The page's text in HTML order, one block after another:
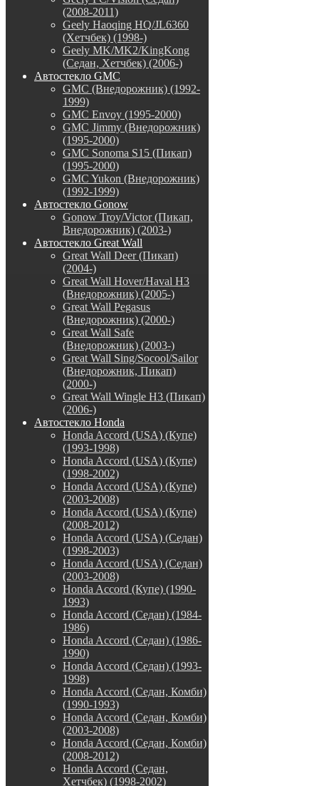
(2008-2011)
Geely Haoqing HQ/JL6360
(Хетчбек) (1998-)
Geely MK/MK2/KingKong
(Седан, Хетчбек) (2006-)
Автостекло GMC
GMC (Внедорожник) (1992-
1999)
GMC Envoy (1995-2000)
GMC Jimmy (Внедорожник)
(1995-2000)
GMC Sonoma S15 (Пикап)
(1995-2000)
GMC Yukon (Внедорожник)
(1992-1999)
Автостекло Gonow
Gonow Troy/Victor (Пикап,
Внедорожник) (2003-)
Автостекло Great Wall
Great Wall Deer (Пикап)
(2004-)
Great Wall Hover/Haval H3
(Внедорожник) (2005-)
Great Wall Pegasus
(Внедорожник) (2000-)
Great Wall Safe
(Внедорожник) (2003-)
Great Wall Sing/Socool/Sailor
(Внедорожник, Пикап)
(2000-)
Great Wall Wingle H3 (Пикап)
(2006-)
Автостекло Honda
Honda Accord (USA) (Купе)
(1993-1998)
Honda Accord (USA) (Купе)
(1998-2002)
Honda Accord (USA) (Купе)
(2003-2008)
Honda Accord (USA) (Купе)
(2008-2012)
Honda Accord (USA) (Седан)
(1998-2003)
Honda Accord (USA) (Седан)
(2003-2008)
Honda Accord (Купе) (1990-
1993)
Honda Accord (Седан) (1984-
1986)
Honda Accord (Седан) (1986-
1990)
Honda Accord (Седан) (1993-
1998)
Honda Accord (Седан, Комби)
(1990-1993)
Honda Accord (Седан, Комби)
(2003-2008)
Honda Accord (Седан, Комби)
(2008-2012)
Honda Accord (Седан,
Хетчбек) (1998-2002)